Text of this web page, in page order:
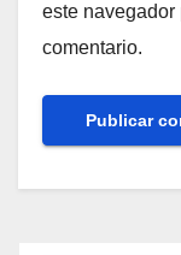
este navegador
comentario.